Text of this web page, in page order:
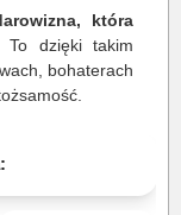
która
. To dzięki takim
bohaterach